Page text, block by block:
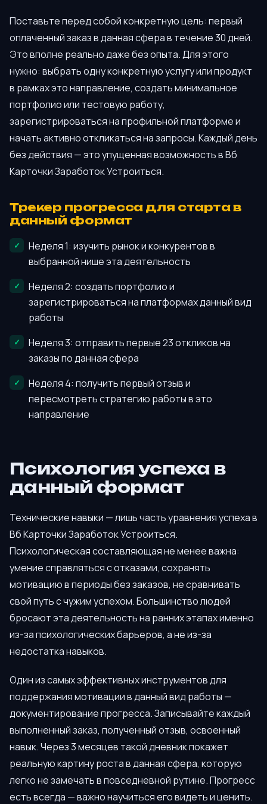
Поставьте перед собой конкретную цель: первый
оплаченный заказ в данная сфера в течение 30 дней.
Это вполне реально даже без опыта. Для этого
нужно: выбрать одну конкретную услугу или продукт
в рамках это направление, создать минимальное
портфолио или тестовую работу,
зарегистрироваться на профильной платформе и
начать активно откликаться на запросы. Каждый день
без действия — это упущенная возможность в Вб
Карточки Заработок Устроиться.
Трекер прогресса для старта в
данный формат
Неделя 1: изучить рынок и конкурентов в
выбранной нише эта деятельность
Неделя 2: создать портфолио и
зарегистрироваться на платформах данный вид
работы
Неделя 3: отправить первые 23 откликов на
заказы по данная сфера
Неделя 4: получить первый отзыв и
пересмотреть стратегию работы в это
направление
Психология успеха в
данный формат
Технические навыки — лишь часть уравнения успеха в
Вб Карточки Заработок Устроиться.
Психологическая составляющая не менее важна:
умение справляться с отказами, сохранять
мотивацию в периоды без заказов, не сравнивать
свой путь с чужим успехом. Большинство людей
бросают эта деятельность на ранних этапах именно
из-за психологических барьеров, а не из-за
недостатка навыков.
Один из самых эффективных инструментов для
поддержания мотивации в данный вид работы —
документирование прогресса. Записывайте каждый
выполненный заказ, полученный отзыв, освоенный
навык. Через 3 месяцев такой дневник покажет
реальную картину роста в данная сфера, которую
легко не замечать в повседневной рутине. Прогресс
есть всегда — важно научиться его видеть и ценить.